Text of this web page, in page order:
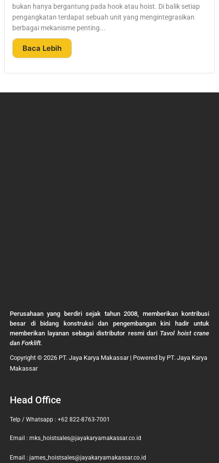
bukan hanya bergantung pada hook atau hoist. Di balik setiap
pengangkatan terdapat sebuah unit yang mengintegrasikan
berbagai mekanisme penting...
Baca Lebih
Perusahaan yang berdiri sejak tahun 2008, memberikan kontribusi
besar di bidang konstruksi dan pengembangan kini hadir untuk
memberikan layanan sebagai distributor resmi dari Tavol hoist crane
dan Forklift.
Copyright © 2026 PT. Jaya Karya Makassar | Powered by PT. Jaya Karya
Makassar
Head Office
Telp / Whatsapp : +62 822-8763-7001
Email : mks_hoistsales@jayakaryamakassar.co.id
Email : james_hoistsales@jayakaryamakassar.co.id